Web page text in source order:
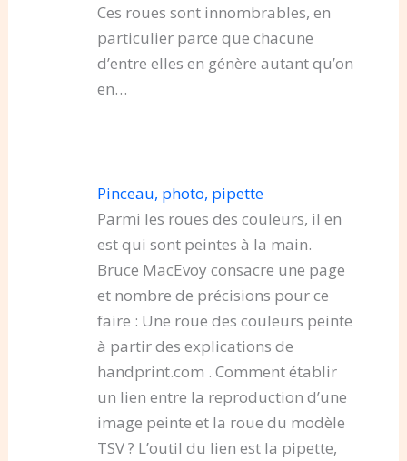
Ces roues sont innombrables, en
particulier parce que chacune
d’entre elles en génère autant qu’on
en…
Pinceau, photo, pipette
Parmi les roues des couleurs, il en
est qui sont peintes à la main.
Bruce MacEvoy consacre une page
et nombre de précisions pour ce
faire : Une roue des couleurs peinte
à partir des explications de
handprint.com . Comment établir
un lien entre la reproduction d’une
image peinte et la roue du modèle
TSV ? L’outil du lien est la pipette,